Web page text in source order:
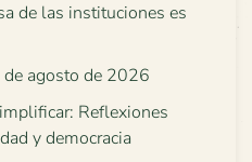
de las instituciones es
de agosto de 2026
Reflexiones
y democracia